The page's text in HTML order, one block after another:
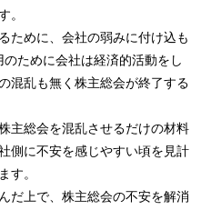
。
ために、会社の弱みに付け込も
ために会社は経済的活動をし
混乱も無く株主総会が終了する
主総会を混乱させるだけの材料
側に不安を感じやすい頃を見計
す。
だ上で、株主総会の不安を解消